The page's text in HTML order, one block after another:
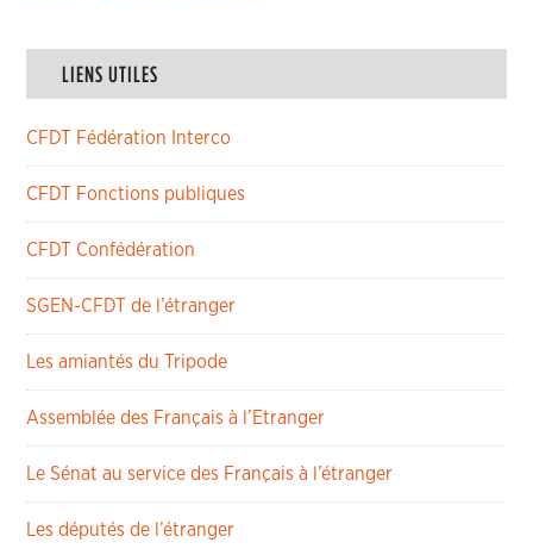
LIENS UTILES
CFDT Fédération Interco
CFDT Fonctions publiques
CFDT Confédération
SGEN-CFDT de l’étranger
Les amiantés du Tripode
Assemblée des Français à l’Etranger
Le Sénat au service des Français à l’étranger
Les députés de l’étranger